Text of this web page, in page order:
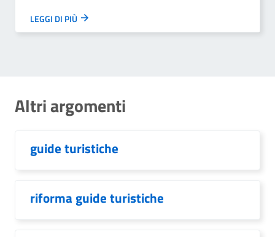
LEGGI DI PIÙ
Altri argomenti
guide turistiche
riforma guide turistiche